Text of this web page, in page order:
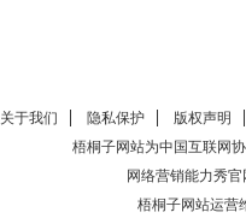
关于我们 隐私保护
版权声明
梧桐子网站为中国互联网
网络营销能力秀官
梧桐子网站运营